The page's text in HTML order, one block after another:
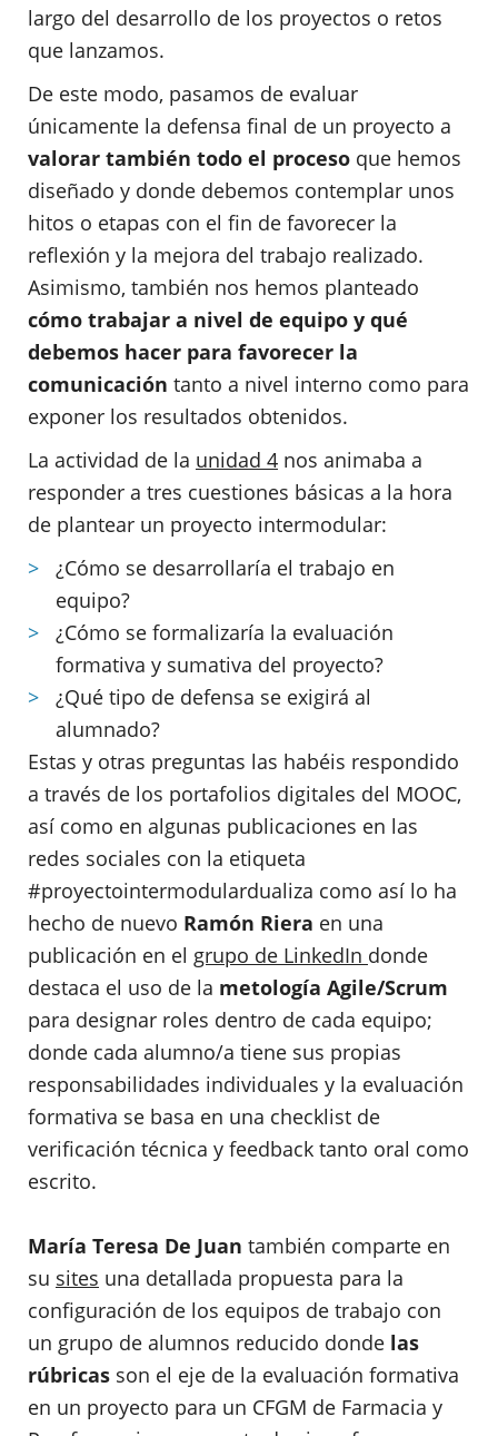
largo del desarrollo de los proyectos o retos
que lanzamos.
De este modo, pasamos de evaluar
únicamente la defensa final de un proyecto a
valorar también todo el proceso que hemos
diseñado y donde debemos contemplar unos
hitos o etapas con el fin de favorecer la
reflexión y la mejora del trabajo realizado.
Asimismo, también nos hemos planteado
cómo trabajar a nivel de equipo y qué
debemos hacer para favorecer la
comunicación tanto a nivel interno como para
exponer los resultados obtenidos.
La actividad de la unidad 4 nos animaba a
responder a tres cuestiones básicas a la hora
de plantear un proyecto intermodular:
¿Cómo se desarrollaría el trabajo en
equipo?
¿Cómo se formalizaría la evaluación
formativa y sumativa del proyecto?
¿Qué tipo de defensa se exigirá al
alumnado?
Estas y otras preguntas las habéis respondido
a través de los portafolios digitales del MOOC,
así como en algunas publicaciones en las
redes sociales con la etiqueta
#proyectointermodulardualiza como así lo ha
hecho de nuevo Ramón Riera en una
publicación en el grupo de LinkedIn donde
destaca el uso de la metología Agile/Scrum
para designar roles dentro de cada equipo;
donde cada alumno/a tiene sus propias
responsabilidades individuales y la evaluación
formativa se basa en una checklist de
verificación técnica y feedback tanto oral como
escrito.
María Teresa De Juan también comparte en
su sites una detallada propuesta para la
configuración de los equipos de trabajo con
un grupo de alumnos reducido donde las
rúbricas son el eje de la evaluación formativa
en un proyecto para un CFGM de Farmacia y